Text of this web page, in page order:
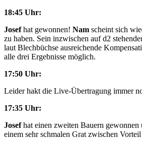
18:45 Uhr:
Josefhat gewonnen! Nam scheint sich
zu haben. Sein inzwischen auf d2
laut Blechbüchse ausreichende
alle drei Ergebnisse möglich.
17:50 Uhr:
Leider hakt die Live-Übertragung immer
17:35 Uhr:
Josefhat einen zweiten Bauern
einem sehr schmalen Grat zwischen